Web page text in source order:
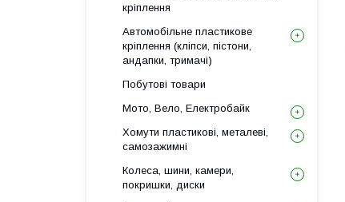
кріплення
Автомобільне пластикове
кріплення (кліпси, пістони,
андапки, тримачі)
Побутові товари
Мото, Вело, Електробайк
Хомути пластикові, металеві,
самозажимні
Колеса, шини, камери,
покришки, диски